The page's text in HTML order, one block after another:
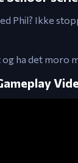
Phil? Ikke
ha det moro